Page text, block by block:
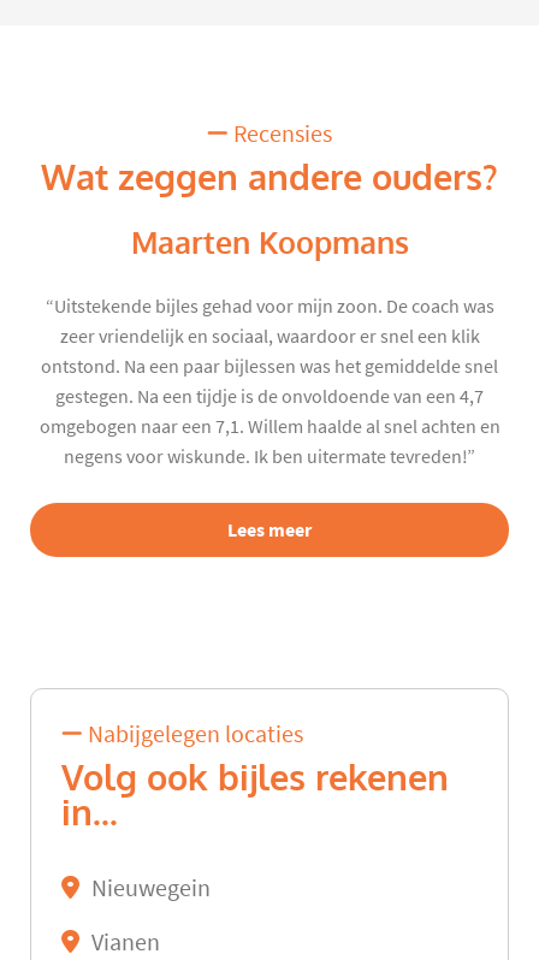
Recensies
Wat zeggen andere ouders?
Maarten Koopmans
“Uitstekende bijles gehad voor mijn zoon. De coach was
zeer vriendelijk en sociaal, waardoor er snel een klik
ontstond. Na een paar bijlessen was het gemiddelde snel
gestegen. Na een tijdje is de onvoldoende van een 4,7
omgebogen naar een 7,1. Willem haalde al snel achten en
negens voor wiskunde. Ik ben uitermate tevreden!”
Lees meer
Nabijgelegen locaties
Volg ook bijles rekenen
in...
Nieuwegein
Vianen